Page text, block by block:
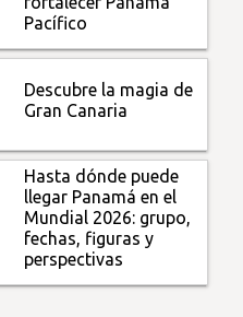
Pacífico
Descubre la magia de
Gran Canaria
Hasta dónde puede
llegar Panamá en el
Mundial 2026: grupo,
fechas, figuras y
perspectivas